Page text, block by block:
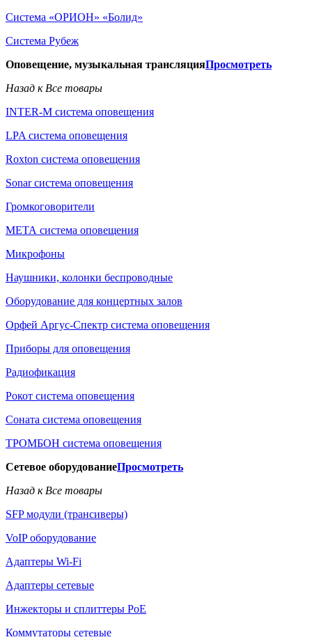
Система «ОРИОН» «Болид»
Система Рубеж
Оповещение, музыкальная трансляцияПросмотреть
Назад к Все товары
INTER-M система оповещения
LPA система оповещения
Roxton система оповещения
Sonar система оповещения
Громкоговорители
МЕТА система оповещения
Микрофоны
Наушники, колонки беспроводные
Оборудование для концертных залов
Орфей Аргус-Спектр система оповещения
Приборы для оповещения
Радиофикация
Рокот система оповещения
Соната система оповещения
ТРОМБОН система оповещения
Сетевое оборудованиеПросмотреть
Назад к Все товары
SFP модули (трансиверы)
VoIP оборудование
Адаптеры Wi-Fi
Адаптеры сетевые
Инжекторы и сплиттеры РоЕ
Коммутаторы сетевые